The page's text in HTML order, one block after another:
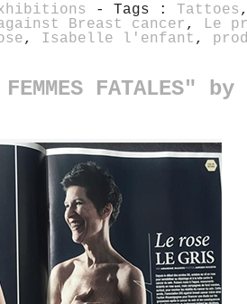
- Tags : Tattoes
Breast cancer ,
Le
, Isabelle l'enfant ,